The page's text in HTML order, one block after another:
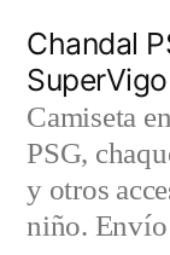
contenido
Chandal
SuperVigo
Camiseta
PSG,
y otros
niño. Envío